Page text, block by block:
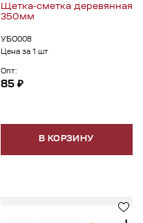
Щетка-сметка деревянная
350мм
УБО008
Цена за 1 шт
Опт:
85 ₽
В КОРЗИНУ